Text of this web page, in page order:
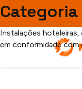
Teste
[searchandfilter
Instalações
em conformidade com